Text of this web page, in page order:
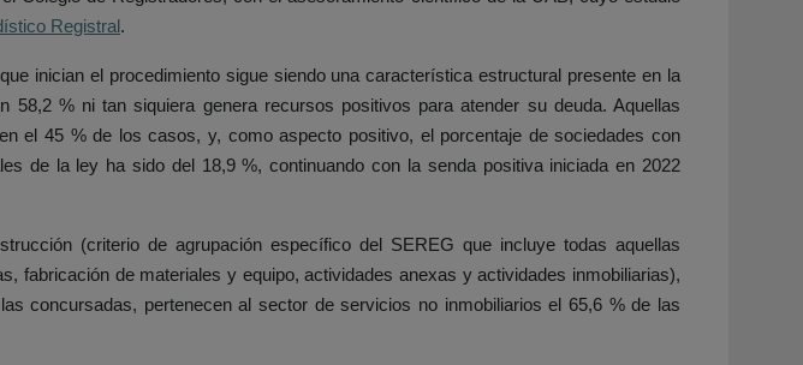
Registral.
inician el procedimiento sigue siendo una característica estructural presente en la
% ni tan siquiera genera recursos positivos para atender su deuda. Aquellas
el 45 % de los casos, y, como aspecto positivo, el porcentaje de sociedades con
de la ley ha sido del 18,9 %, continuando con la senda positiva iniciada en 2022
(criterio de agrupación específico del SEREG que incluye todas aquellas
fabricación de materiales y equipo, actividades anexas y actividades inmobiliarias),
concursadas, pertenecen al sector de servicios no inmobiliarios el 65,6 % de las